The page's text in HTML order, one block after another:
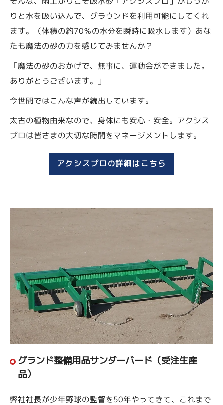
りと水を吸い込んで、グラウンドを利用可能にしてくれ
ます。（体積の約70％の水分を瞬時に吸水します）あな
たも魔法の砂の力を感じてみませんか？
「魔法の砂のおかげで、無事に、運動会ができました。
ありがとうございます。」
今世間ではこんな声が続出しています。
太古の植物由来なので、身体にも安心・安全。アクシス
プロは皆さまの大切な時間をマネージメントします。
アクシスプロの詳細はこちら
グランド整備用品サンダーバード（受注生産
品）
弊社社長が少年野球の監督を50年やってきて、これまで